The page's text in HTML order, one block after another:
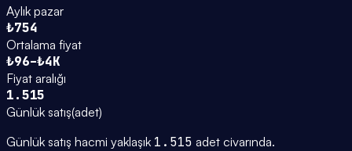
Aylık pazar
₺754
Ortalama fiyat
₺96–₺4K
Fiyat aralığı
1.515
Günlük satış(adet)
Günlük satış hacmi yaklaşık 1.515 adet civarında.